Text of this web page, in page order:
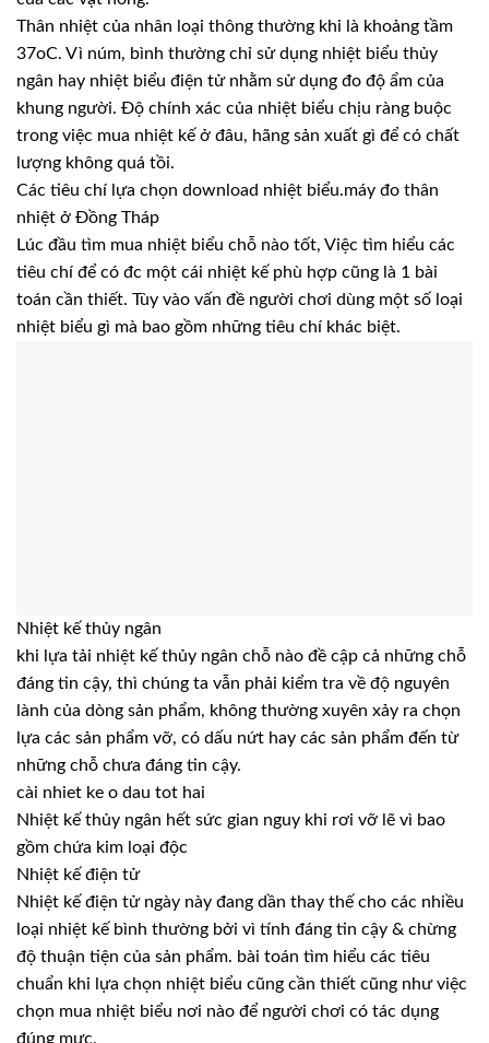
Thân nhiệt của nhân loại thông thường khi là khoảng tầm
37oC. Vì núm, bình thường chỉ sử dụng nhiệt biểu thủy
ngân hay nhiệt biểu điện tử nhằm sử dụng đo độ ẩm của
khung người. Độ chính xác của nhiệt biểu chịu ràng buộc
trong việc mua nhiệt kế ở đâu, hãng sản xuất gì để có chất
lượng không quá tồi.
Các tiêu chí lựa chọn download nhiệt biểu.máy đo thân
nhiệt ở Đồng Tháp
Lúc đầu tìm mua nhiệt biểu chỗ nào tốt, Việc tìm hiểu các
tiêu chí để có đc một cái nhiệt kế phù hợp cũng là 1 bài
toán cần thiết. Tùy vào vấn đề người chơi dùng một số loại
nhiệt biểu gì mà bao gồm những tiêu chí khác biệt.
Nhiệt kế thủy ngân
khi lựa tải nhiệt kế thủy ngân chỗ nào đề cập cả những chỗ
đáng tin cậy, thì chúng ta vẫn phải kiểm tra về độ nguyên
lành của dòng sản phẩm, không thường xuyên xảy ra chọn
lựa các sản phẩm vỡ, có dấu nứt hay các sản phẩm đến từ
những chỗ chưa đáng tin cậy.
cài nhiet ke o dau tot hai
Nhiệt kế thủy ngân hết sức gian nguy khi rơi vỡ lẽ vì bao
gồm chứa kim loại độc
Nhiệt kế điện tử
Nhiệt kế điện tử ngày này đang dần thay thế cho các nhiều
loại nhiệt kế bình thường bởi vì tính đáng tin cậy & chừng
độ thuận tiện của sản phẩm. bài toán tìm hiểu các tiêu
chuẩn khi lựa chọn nhiệt biểu cũng cần thiết cũng như việc
chọn mua nhiệt biểu nơi nào để người chơi có tác dụng
đúng mực.